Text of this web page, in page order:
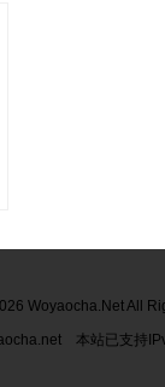
Woyaocha.Net All
本站已支持